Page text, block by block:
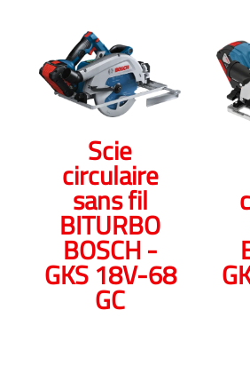
Scie
circulaire
sans fil
BITURBO
BOSCH -
GKS 18V-68
GC